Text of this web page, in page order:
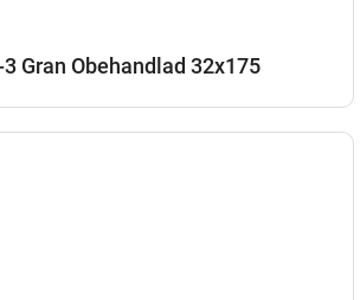
Gran Obehandlad 32x175